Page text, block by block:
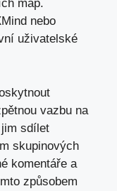
map.
nebo
uživatelské
vazbu na
sdílet
skupinových
komentáře a
způsobem